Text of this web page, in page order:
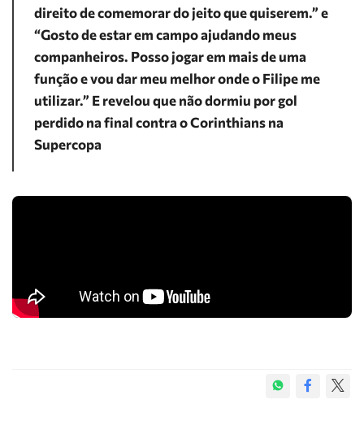
direito de comemorar do jeito que quiserem.” e
“Gosto de estar em campo ajudando meus
companheiros. Posso jogar em mais de uma
função e vou dar meu melhor onde o Filipe me
utilizar.” E revelou que não dormiu por gol
perdido na final contra o Corinthians na
Supercopa